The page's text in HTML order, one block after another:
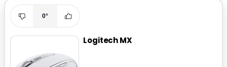
0°
Logitech MX